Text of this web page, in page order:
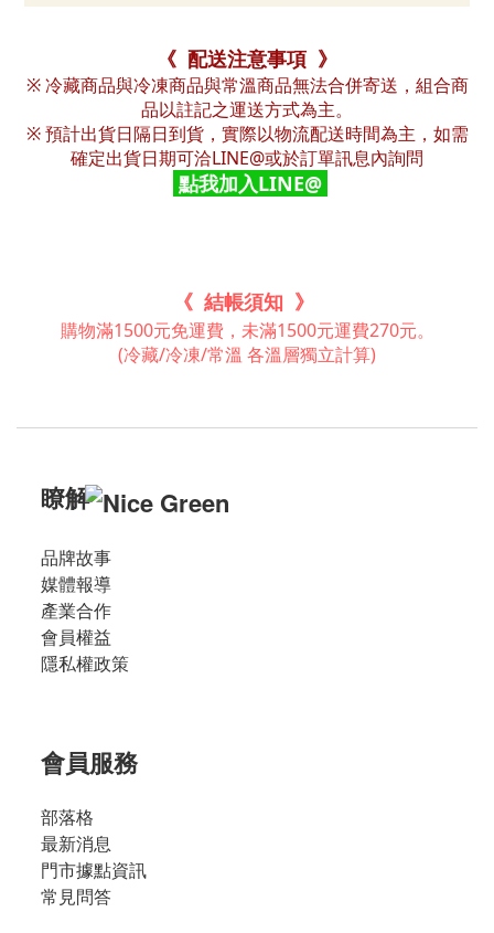
《 配送注意事項 》
※ 冷藏商品與冷凍商品與常溫商品無法合併寄送，組合商
品以註記之運送方式為主。
※ 預計出貨日隔日到貨，實際以物流配送時間為主，如需
確定出貨日期可洽LINE@或於訂單訊息內詢問
點我加入LINE@
《 結帳須知 》
購物滿1500元免運費，未滿1500元運費270元。
(冷藏/冷凍/常溫 各溫層獨立計算)
瞭解
品牌故事
媒體報導
產業合作
會員權益
隱私權政策
會員服務
部落格
最新消息
門市據點資訊
常見問答